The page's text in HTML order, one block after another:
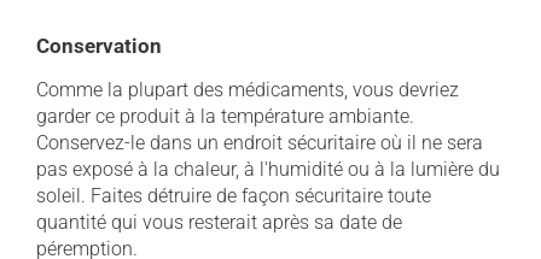
Conservation
Comme la plupart des médicaments, vous devriez
garder ce produit à la température ambiante.
Conservez-le dans un endroit sécuritaire où il ne sera
pas exposé à la chaleur, à l'humidité ou à la lumière du
soleil. Faites détruire de façon sécuritaire toute
quantité qui vous resterait après sa date de
péremption.